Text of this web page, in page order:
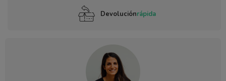
Devoluciónrápida